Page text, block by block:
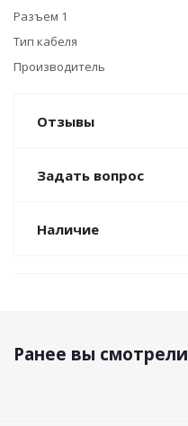
Разъем 1
Тип кабеля
Производитель
Отзывы
Задать вопрос
Наличие
Ранее вы смотрели